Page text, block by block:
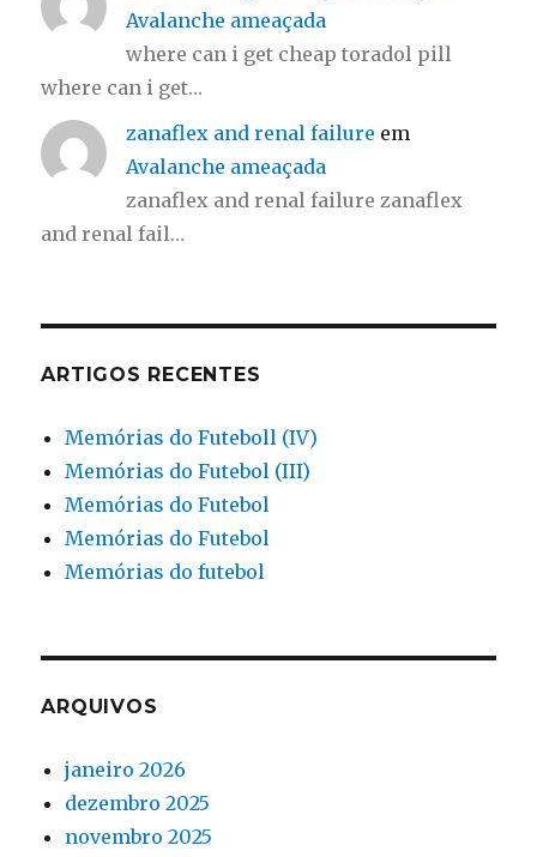
Avalanche ameaçada
where can i get cheap toradol pill
where can i get…
zanaflex and renal failure em
Avalanche ameaçada
zanaflex and renal failure zanaflex
and renal fail…
ARTIGOS RECENTES
Memórias do Futeboll (IV)
Memórias do Futebol (III)
Memórias do Futebol
Memórias do Futebol
Memórias do futebol
ARQUIVOS
janeiro 2026
dezembro 2025
novembro 2025